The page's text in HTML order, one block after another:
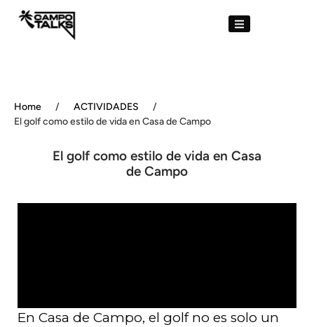
Home / ACTIVIDADES
/
El golf como estilo de vida en Casa de Campo
El golf como estilo de vida en Casa
de Campo
En Casa de Campo, el golf no es solo un